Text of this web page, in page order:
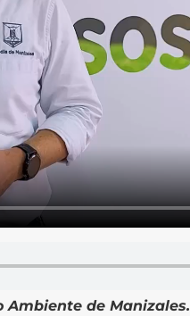
Ambiente de Manizales.